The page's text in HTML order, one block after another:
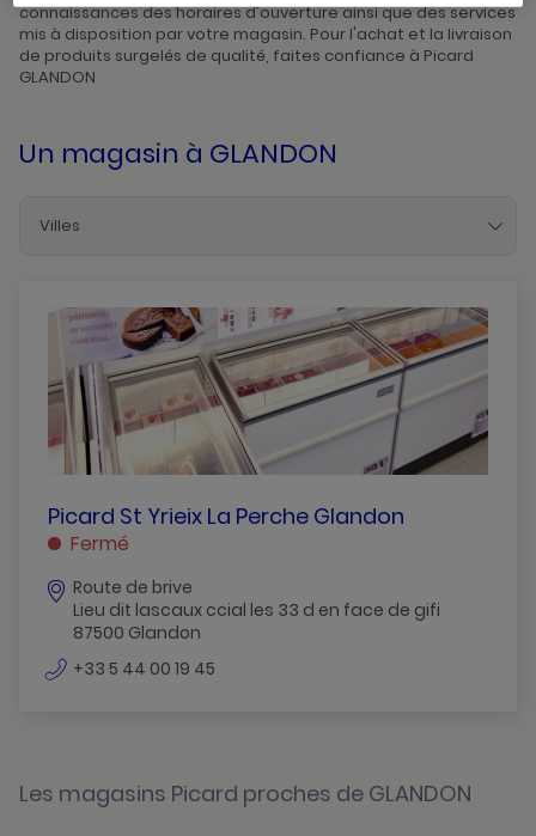
connaissances des horaires d'ouverture ainsi que des services
mis à disposition par votre magasin. Pour l'achat et la livraison
de produits surgelés de qualité, faites confiance à Picard
GLANDON
Un magasin à GLANDON
Villes
Le-Vigen
Limoges
Saint-Junien
PICARD
ST
LA
PERCHE
GLANDON
GLANDON
Picard St Yrieix La Perche Glandon
Fermé
Route de brive
Lieu dit lascaux ccial les 33 d en face de gifi
87500 Glandon
+33 5 44 00 19 45
Les magasins Picard proches de GLANDON